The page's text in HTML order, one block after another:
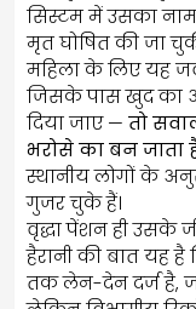
सिस्टम में उसका
मृत घोषित की जा
महिला के लिए यह
जिसके पास खुद का
दिया जाए — तो
भरोसे का बन जाता
स्थानीय लोगों के
गुजर चुके हैं।
वृद्धा पेंशन ही उसके
हैरानी की बात यह
तक लेन-देन दर्ज है,